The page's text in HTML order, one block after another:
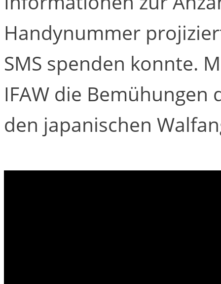
Handynummer
SMS spenden konnte.
IFAW die Bemühungen
den japanischen